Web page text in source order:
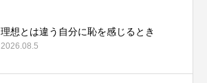
理想とは違う自分に恥を感じるとき
2026.08.5